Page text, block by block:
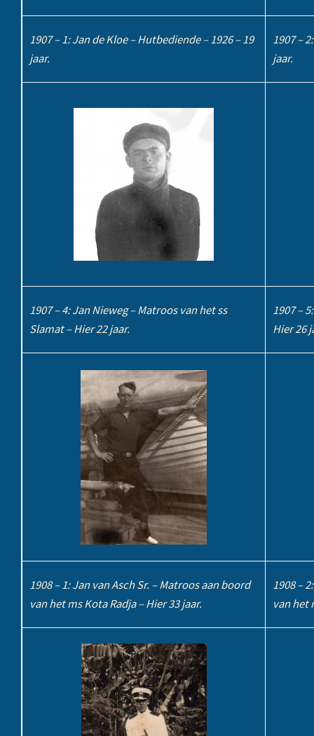
1907 – 1: Jan de Kloe – Hutbediende – 1926 – 19
jaar.
1907 –
jaar.
1907 – 4: Jan Nieweg – Matroos van het ss
Slamat – Hier 22 jaar.
1907 –
Hier 26
1908 – 1: Jan van Asch Sr. – Matroos aan boord
van het ms Kota Radja – Hier 33 jaar.
1908 –
van het